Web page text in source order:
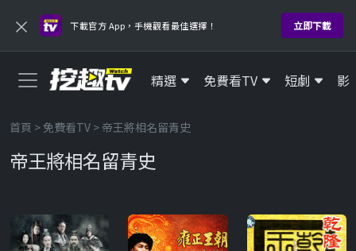
× 下載官方 App，手機觀看最佳選擇！ 立即下載
精選 免費看TV 短劇 影
首頁 > 免費看TV > 帝王將相名留青史
帝王將相名留青史